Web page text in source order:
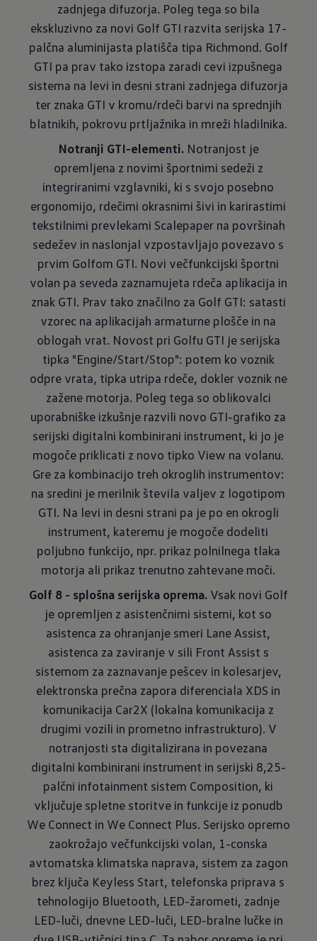
zadnjega difuzorja. Poleg tega so bila
ekskluzivno za novi Golf GTI razvita serijska 17-
palčna aluminijasta platišča tipa Rich­mond. Golf
GTI pa prav tako izstopa zaradi cevi izpušnega
sistema na levi in desni strani zadnjega difuzorja
ter znaka GTI v kromu/rdeči barvi na sprednjih
blatnikih, pokrovu prtljažnika in mreži hladilnika.
Notranji GTI-elementi.Notranjost je
opremljena z novimi športnimi sedeži z
integriranimi vzglavniki, ki s svojo posebno
ergonomijo, rdečimi okrasnimi šivi in karirastimi
tekstilnimi prevlekami Scalepaper na površinah
sedežev in naslonjal vzpostavljajo povezavo s
prvim Golfom GTI. Novi večfunkcijski športni
volan pa seveda zaznamujeta rdeča aplikacija in
znak GTI. Prav tako značilno za Golf GTI: satasti
vzorec na aplikacijah armaturne plošče in na
oblogah vrat. Novost pri Golfu GTI je serijska
tipka "Engine/Start/Stop": potem ko voznik
odpre vrata, tipka utripa rdeče, dokler voznik ne
zažene motorja. Poleg tega so oblikovalci
uporabniške izkušnje razvili novo GTI-grafiko za
serijski digitalni kombinirani instrument, ki jo je
mogoče priklicati z novo tipko View na volanu.
Gre za kombinacijo treh okroglih instrumentov:
na sredini je merilnik števila valjev z logotipom
GTI. Na levi in desni strani pa je po en okrogli
instrument, kateremu je mogoče dodeliti
poljubno funkcijo, npr. prikaz polnilnega tlaka
motorja ali prikaz trenutno zahtevane moči.
Golf 8 - splošna serijska oprema.Vsak novi Golf
je opremljen z asistenčnimi sistemi, kot so
asistenca za ohranjanje smeri Lane Assist,
asistenca za zaviranje v sili Front Assist s
sistemom za zaznavanje pešcev in kolesarjev,
elektronska prečna zapora diferenciala XDS in
komunikacija Car2X (lokalna komunikacija z
drugimi vozili in prometno infrastrukturo). V
notranjosti sta digitalizirana in povezana
digitalni kombinirani instrument in serijski 8,25-
palčni infotainment sistem Composition, ki
vključuje spletne storitve in funkcije iz ponudb
We Connect in We Connect Plus. Serijsko opremo
zaokrožajo večfunkcijski volan, 1-conska
avtomatska klimatska naprava, sistem za zagon
brez ključa Keyless Start, telefonska priprava s
tehnologijo Bluetooth, LED-žarometi, zadnje
LED-luči, dnevne LED-luči, LED-bralne lučke in